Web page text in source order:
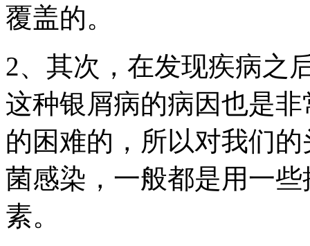
覆盖的。
2、其次，在发现疾病之
这种银屑病的病因也是
的困难的，所以对我们
菌感染，一般都是用一
素。